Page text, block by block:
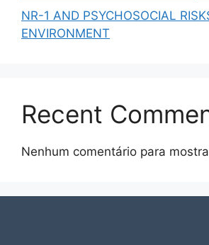
NR-1 AND PSYCHOSOCIAL
ENVIRONMENT
Recent
Nenhum comentário para